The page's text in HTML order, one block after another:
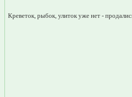
Креветок, рыбок, улиток уже нет -